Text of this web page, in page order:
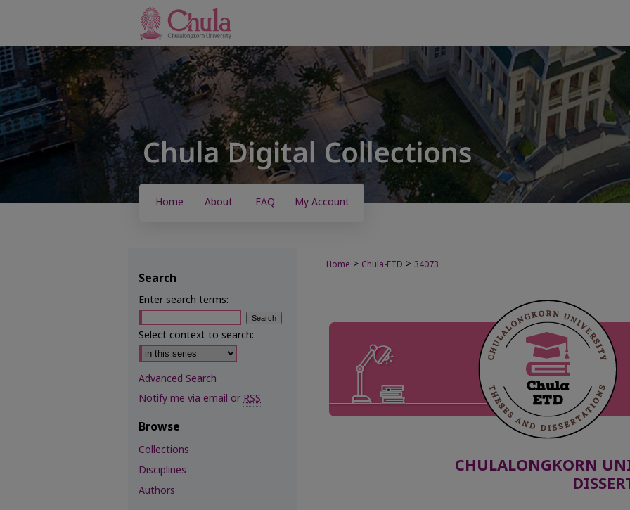
Home About FAQ My Account
Home > Chula-ETD > 34073
CHULALONGKORN
Search
Enter search terms:
Select context to search:
Advanced Search
Notify me via email orRSS
Browse
Collections
Disciplines
Authors